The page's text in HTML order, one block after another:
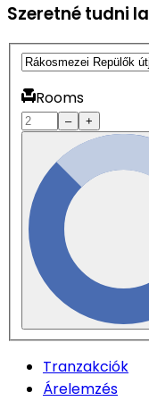
Szeretné tudni
Rooms
– +
Tranzakciók
Árelemzés